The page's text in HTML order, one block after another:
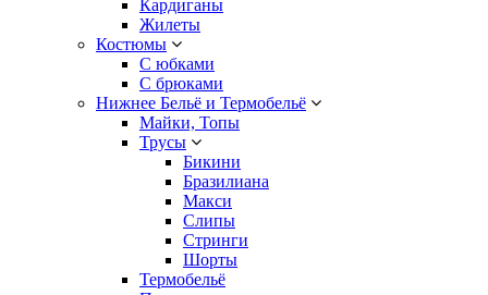
Кардиганы
Жилеты
Костюмы
С юбками
С брюками
Нижнее Бельё и Термобельё
Майки, Топы
Трусы
Бикини
Бразилиана
Макси
Слипы
Стринги
Шорты
Термобельё